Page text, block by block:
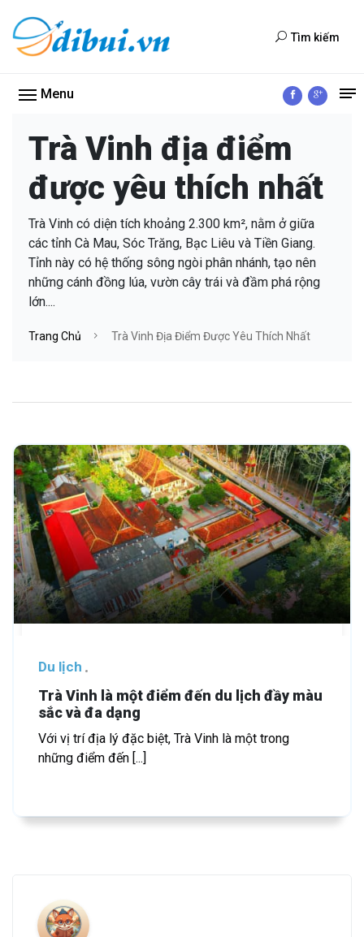
Tìm kiếm
Menu
Trà Vinh địa điểm
được yêu thích nhất
Trà Vinh có diện tích khoảng 2.300 km², nằm ở giữa
các tỉnh Cà Mau, Sóc Trăng, Bạc Liêu và Tiền Giang.
Tỉnh này có hệ thống sông ngòi phân nhánh, tạo nên
những cánh đồng lúa, vườn cây trái và đầm phá rộng
lớn....
Trang Chủ Trà Vinh Địa Điểm Được Yêu Thích Nhất
Du lịch
Trà Vinh là một điểm đến du lịch đầy màu
sắc và đa dạng
Với vị trí địa lý đặc biệt, Trà Vinh là một trong
những điểm đến [...]